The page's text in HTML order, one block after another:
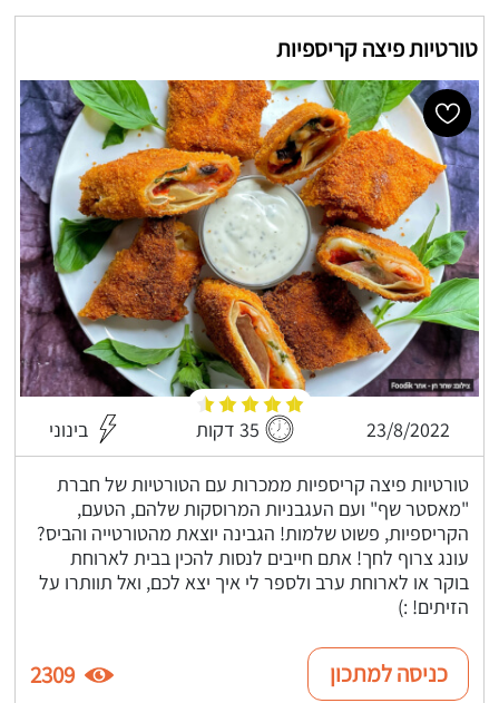
טורטיות פיצה קריספיות
23/8/2022 35 דקות בינוני
טורטיות פיצה קריספיות ממכרות עם הטורטיות של חברת
"מאסטר שף" ועם העגבניות המרוסקות שלהם, הטעם,
הקריספיות, פשוט שלמות! הגבינה יוצאת מהטורטייה והביס?
עונג צרוף לחך! אתם חייבים לנסות להכין בבית לארוחת
בוקר או לארוחת ערב ולספר לי איך יצא לכם, ואל תוותרו על
הזיתים! :)
כניסה למתכון 2309